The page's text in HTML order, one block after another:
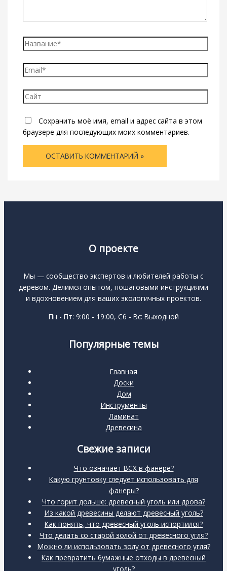
Название*
Email*
Сайт
Сохранить моё имя, email и адрес сайта в этом
браузере для последующих моих комментариев.
О проекте
Мы — сообщество экспертов и любителей работы с
деревом. Делимся опытом, пошаговыми инструкциями
и вдохновением для ваших экологичных проектов.
Пн - Пт: 9:00 - 19:00, Сб - Вс: Выходной
Популярные темы
Главная
Доски
Дом
Инструменты
Ламинат
Древесина
Свежие записи
Что означает BCX в фанере?
Какую грунтовку следует использовать для
фанеры?
Что горит дольше: древесный уголь или дрова?
Из какой древесины делают древесный уголь?
Как понять, что древесный уголь испортился?
Что делать со старой золой от древесного угля?
Можно ли использовать золу от древесного угля?
Как превратить бумажные отходы в древесный
уголь?